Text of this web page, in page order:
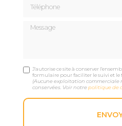
Message
J'autorise ce site à conserver
formulaire pour faciliter le suivi et le
(Aucune exploitation commerciale
conservées. Voir notrepolitique de